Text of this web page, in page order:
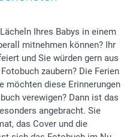
Ihres Babys in einem
mitnehmen können? Ihr
und Sie würden gern aus
zaubern? Die Ferien
möchten diese Erinnerungen
verewigen? Dann ist das
angebracht. Sie
das Cover und die